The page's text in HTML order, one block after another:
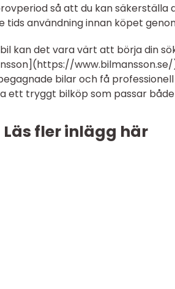
så att du kan
tids användning innan köpet
kan det vara värt att börja din
bilar och få professionell
ett tryggt bilköp som passar
Läs fler inlägg här